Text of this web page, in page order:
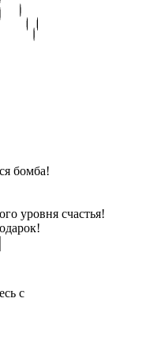
бомба!
уровня счастья!
!
с